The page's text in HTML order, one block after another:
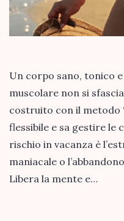
Un corpo sano, tonico
muscolare non si
costruito con il metodo
flessibile e sa gestire le
rischio in vacanza è
maniacale o
Libera la mente e…